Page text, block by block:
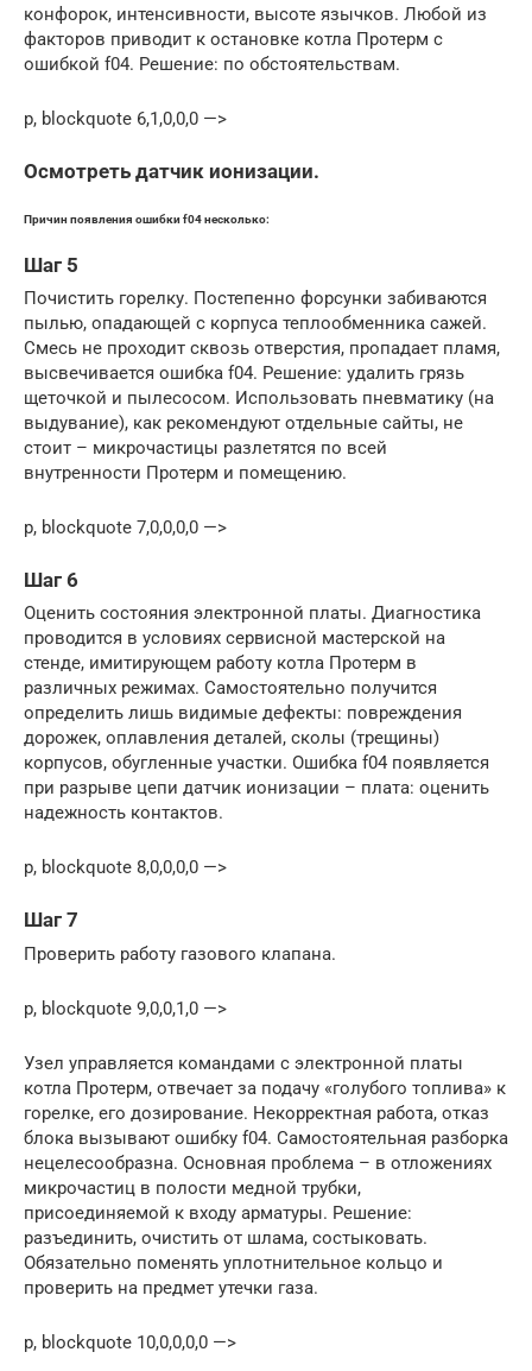
конфорок, интенсивности, высоте язычков. Любой из
факторов приводит к остановке котла Протерм с
ошибкой f04. Решение: по обстоятельствам.
p, blockquote 6,1,0,0,0 —>
Осмотреть датчик ионизации.
Причин появления ошибки f04 несколько:
Шаг 5
Почистить горелку. Постепенно форсунки забиваются
пылью, опадающей с корпуса теплообменника сажей.
Смесь не проходит сквозь отверстия, пропадает пламя,
высвечивается ошибка f04. Решение: удалить грязь
щеточкой и пылесосом. Использовать пневматику (на
выдувание), как рекомендуют отдельные сайты, не
стоит – микрочастицы разлетятся по всей
внутренности Протерм и помещению.
p, blockquote 7,0,0,0,0 —>
Шаг 6
Оценить состояния электронной платы. Диагностика
проводится в условиях сервисной мастерской на
стенде, имитирующем работу котла Протерм в
различных режимах. Самостоятельно получится
определить лишь видимые дефекты: повреждения
дорожек, оплавления деталей, сколы (трещины)
корпусов, обугленные участки. Ошибка f04 появляется
при разрыве цепи датчик ионизации – плата: оценить
надежность контактов.
p, blockquote 8,0,0,0,0 —>
Шаг 7
Проверить работу газового клапана.
p, blockquote 9,0,0,1,0 —>
Узел управляется командами с электронной платы
котла Протерм, отвечает за подачу «голубого топлива» к
горелке, его дозирование. Некорректная работа, отказ
блока вызывают ошибку f04. Самостоятельная разборка
нецелесообразна. Основная проблема – в отложениях
микрочастиц в полости медной трубки,
присоединяемой к входу арматуры. Решение:
разъединить, очистить от шлама, состыковать.
Обязательно поменять уплотнительное кольцо и
проверить на предмет утечки газа.
p, blockquote 10,0,0,0,0 —>